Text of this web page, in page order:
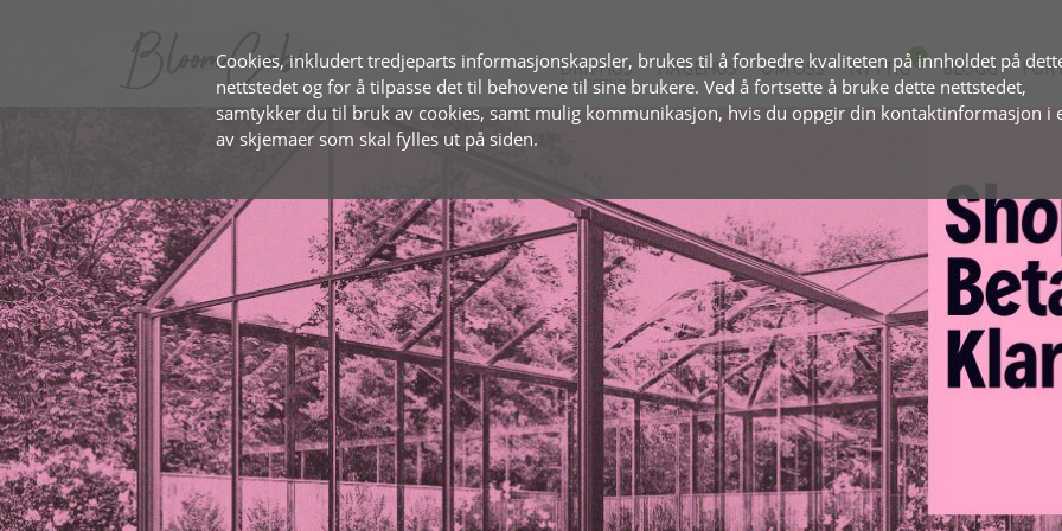
Cookies, inkludert tredjeparts informasjonskapsler, brukes til å forbedre kvaliteten på innholdet på
nettstedet og for å tilpasse det til behovene til sine brukere. Ved å fortsette å bruke dette nettstedet,
samtykker du til bruk av cookies, samt mulig kommunikasjon, hvis du oppgir din kontaktinformasjon i
av skjemaer som skal fylles ut på siden.
DRIVHUS
& HAGESTUER
HAGEHUS OM OSS NYTTIG BLOGG FOR